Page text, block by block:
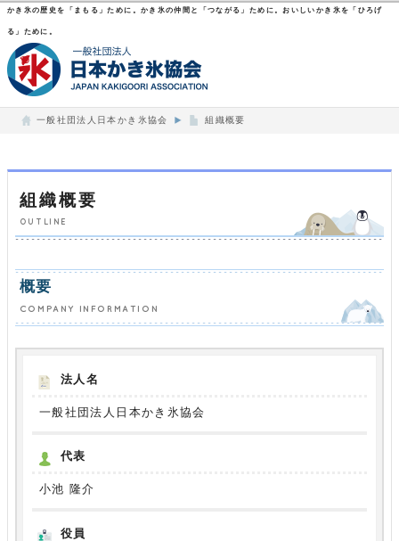
かき氷の歴史を「まもる」ために。かき氷の仲間と「つながる」ために。おいしいかき氷を「ひろげ
る」ために。
一般社団法人日本かき氷協会 組織概要
組織概要
OUTLINE
概要
COMPANY INFORMATION
法人名
一般社団法人日本かき氷協会
代表
小池 隆介
役員